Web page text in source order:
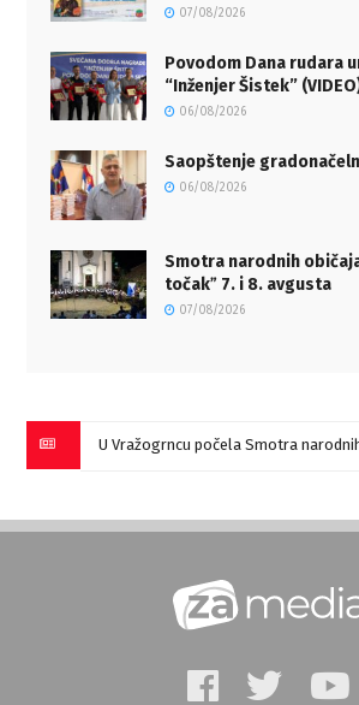
07/08/2026
Povodom Dana rudara
“Inženjer Šistek”
06/08/2026
Saopštenje
06/08/2026
Smotra narodnih
točakˮ 7. i 8. avgusta
07/08/2026